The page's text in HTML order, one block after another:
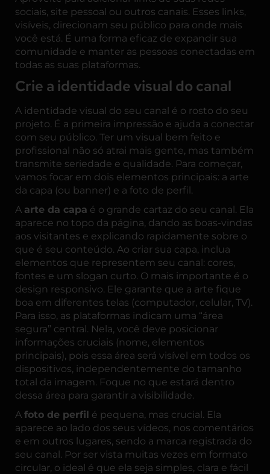
sociais, site pessoal ou outros canais. Esses links,
visíveis, direcionam seu público para onde mais
você está. É uma forma eficaz de expandir sua
comunidade e manter as pessoas conectadas em
todas as suas plataformas.
Crie a identidade visual do canal
A identidade visual do seu canal é o rosto do seu
projeto. É a primeira impressão e ajuda a conectar
com seu público. Ter um visual bem feito e
profissional não só atrai mais gente, mas também
transmite seriedade e qualidade. Para começar,
vamos focar em dois elementos principais: a arte
da capa (ou banner) e a foto de perfil.
A arte da capa é o grande cartaz do seu canal. Ela
aparece no topo da página, dando as boas-vindas
aos visitantes e explicando rapidamente sobre o
que é seu conteúdo. Ao criar sua capa, inclua
elementos que representem seu canal: cores,
fontes e um slogan curto. O mais importante é o
design responsivo. Ele garante que a arte fique
boa em diferentes telas (computador, celular, TV).
Para isso, as plataformas indicam uma “área
segura” central. Nela, você deve posicionar
informações cruciais (nome, elementos
principais), pois essa área será visível em todos os
dispositivos, independentemente do tamanho
total da imagem. Foque no que estará dentro
dessa área para garantir a visibilidade.
A foto de perfil é pequena, mas crucial. Ela
aparece ao lado dos seus vídeos, nos comentários
e em outros lugares, sendo a marca registrada do
seu canal. Por ser vista muitas vezes em formato
circular, o ideal é que ela seja simples, clara e fácil